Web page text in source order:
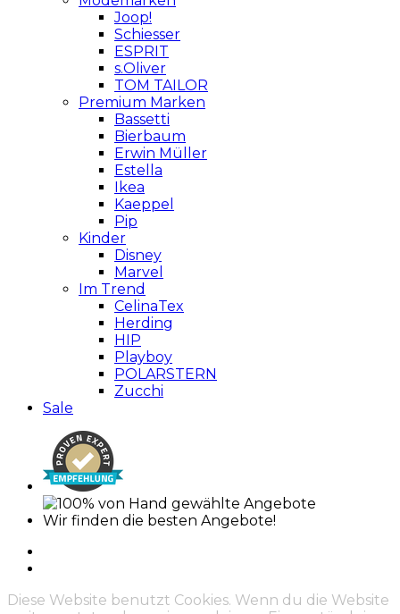
Joop!
Schiesser
ESPRIT
s.Oliver
TOM TAILOR
Premium Marken
Bassetti
Bierbaum
Erwin Müller
Estella
Ikea
Kaeppel
Pip
Kinder
Disney
Marvel
Im Trend
CelinaTex
Herding
HIP
Playboy
POLARSTERN
Zucchi
Sale
Wir finden die besten Angebote!
Diese Website benutzt Cookies. Wenn du die Website